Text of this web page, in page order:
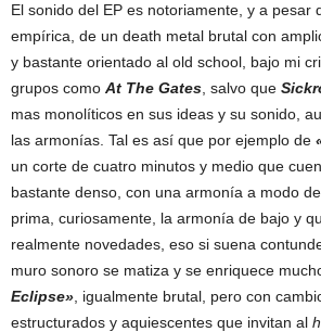
El sonido del EP es notoriamente, y a pesar
empírica, de un death metal brutal con
y bastante orientado al old school, bajo mi
grupos como At The Gates , salvo que
mas monolíticos en sus ideas y su sonido,
las armonías. Tal es así que por ejemplo de
un corte de cuatro minutos y medio que
bastante denso, con una armonía a modo
prima, curiosamente, la armonía de bajo y
realmente novedades, eso si suena
muro sonoro se matiza y se enriquece
Eclipse» , igualmente brutal, pero con
estructurados y aquiescentes que invitan al